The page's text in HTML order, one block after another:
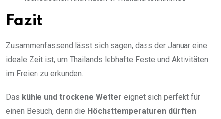
Fazit
Zusammenfassend lässt sich sagen, dass der Januar eine
ideale Zeit ist, um Thailands lebhafte Feste und Aktivitäten
im Freien zu erkunden.
Das kühle und trockene Wetter eignet sich perfekt für
einen Besuch, denn die Höchsttemperaturen dürften